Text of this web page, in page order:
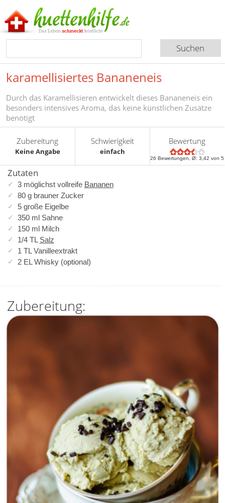
karamellisiertes Bananeneis
Durch das Karamellisieren entwickelt dieses Bananeneis ein
besonders intensives Aroma, das keine künstlichen Zusätze
benötigt
Zubereitung
Keine Angabe
Schwierigkeit
einfach
Bewertung
26 Bewertungen, Ø:3,42 von 5
Zutaten
3 möglichst vollreife Bananen
80 g brauner Zucker
5 große Eigelbe
350 ml Sahne
150 ml Milch
1/4 TL Salz
1 TL Vanilleextrakt
2 EL Whisky (optional)
Zubereitung: